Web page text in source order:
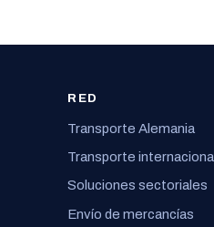
RED
Transporte Alemania
Transporte
Soluciones sectoriales
Envío de mercancías